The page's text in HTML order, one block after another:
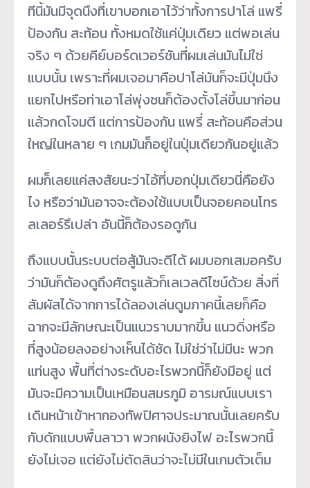
ทีนี้มันมีจุดนึงที่เขาบอกเอาไว้ว่าทั้งการปาโล่ แพรี่
ป้องกัน สะท้อน ทั้งหมดใช้แค่ปุ่มเดียว แต่พอเล่น
จริง ๆ ด้วยคีย์บอร์ดเวอร์ชันที่ผมเล่นมันไม่ใช่
แบบนั้น เพราะที่ผมเจอมาคือปาโล่มันก็จะมีปุ่มนึง
แยกไปหรือท่าเอาโล่พุ่งชนก็ต้องตั้งโล่ขึ้นมาก่อน
แล้วกดโจมตี แต่การป้องกัน แพรี่ สะท้อนคือส่วน
ใหญ่ในหลาย ๆ เกมมันก็อยู่ในปุ่มเดียวกันอยู่แล้ว
ผมก็เลยแค่สงสัยนะว่าไอ้ที่บอกปุ่มเดียวนี่คือยัง
ไง หรือว่ามันอาจจะต้องใช้แบบเป็นจอยคอนโทร
ลเลอร์รึเปล่า อันนี้ก็ต้องรอดูกัน
ถึงแบบนั้นระบบต่อสู้มันจะดีได้ ผมบอกเสมอครับ
ว่ามันก็ต้องดูถึงศัตรูแล้วก็เลเวลดีไซน์ด้วย สิ่งที่
สัมผัสได้จากการได้ลองเล่นดูมภาคนี้เลยก็คือ
ฉากจะมีลักษณะเป็นแนวราบมากขึ้น แนวดิ่งหรือ
ที่สูงน้อยลงอย่างเห็นได้ชัด ไม่ใช่ว่าไม่มีนะ พวก
แท่นสูง พื้นที่ต่างระดับอะไรพวกนี้ก็ยังมีอยู่ แต่
มันจะมีความเป็นเหมือนสมรภูมิ อารมณ์แบบเรา
เดินหน้าเข้าหากองทัพปิศาจประมาณนั้นเลยครับ
กับดักแบบพื้นลาวา พวกผนังยิงไฟ อะไรพวกนี้
ยังไม่เจอ แต่ยังไม่ตัดสินว่าจะไม่มีในเกมตัวเต็ม